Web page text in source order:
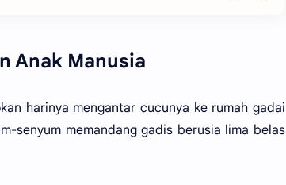
Anak Manusia
harinya mengantar cucunya ke rumah gadai
senyum memandang gadis berusia lima belas